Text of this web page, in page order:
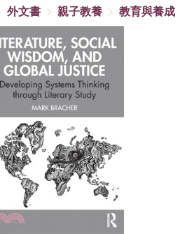
外文書 親子教養 教育與養成